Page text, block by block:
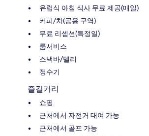
유럽식 아침 식사 무료 제공(매일)
커피/차(공용 구역)
무료 리셉션(특정일)
룸서비스
스낵바/델리
정수기
즐길거리
쇼핑
근처에서 자전거 대여 가능
근처에서 골프 가능